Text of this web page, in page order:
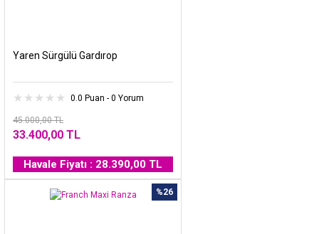
Yaren Sürgülü Gardırop
0.0 Puan - 0 Yorum
45.000,00 TL
33.400,00 TL
Havale Fiyatı : 28.390,00 TL
%26